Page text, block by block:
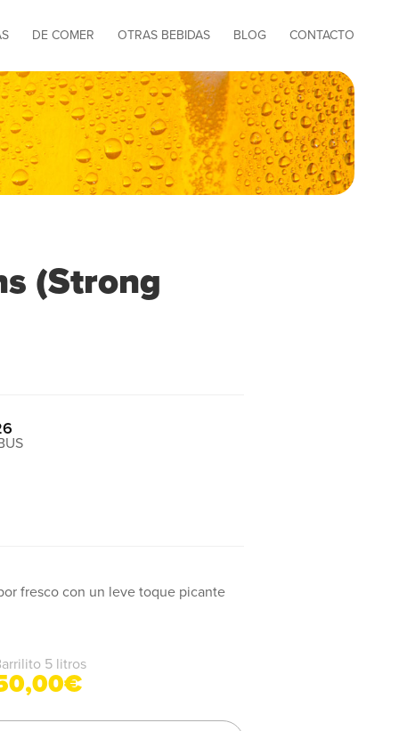
DE COMER OTRAS BEBIDAS BLOG CONTACTO
(Strong
fresco con un leve toque picante
5 litros